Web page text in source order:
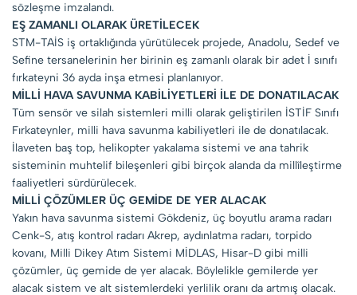
sözleşme imzalandı.
EŞ ZAMANLI OLARAK ÜRETİLECEK
STM-TAİS iş ortaklığında yürütülecek projede, Anadolu, Sedef ve
Sefine tersanelerinin her birinin eş zamanlı olarak bir adet İ sınıfı
fırkateyni 36 ayda inşa etmesi planlanıyor.
MİLLİ HAVA SAVUNMA KABİLİYETLERİ İLE DE DONATILACAK
Tüm sensör ve silah sistemleri milli olarak geliştirilen İSTİF Sınıfı
Fırkateynler, milli hava savunma kabiliyetleri ile de donatılacak.
İlaveten baş top, helikopter yakalama sistemi ve ana tahrik
sisteminin muhtelif bileşenleri gibi birçok alanda da millîleştirme
faaliyetleri sürdürülecek.
MİLLİ ÇÖZÜMLER ÜÇ GEMİDE DE YER ALACAK
Yakın hava savunma sistemi Gökdeniz, üç boyutlu arama radarı
Cenk-S, atış kontrol radarı Akrep, aydınlatma radarı, torpido
kovanı, Milli Dikey Atım Sistemi MİDLAS, Hisar-D gibi milli
çözümler, üç gemide de yer alacak. Böylelikle gemilerde yer
alacak sistem ve alt sistemlerdeki yerlilik oranı da artmış olacak.